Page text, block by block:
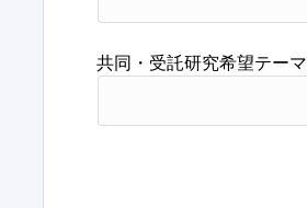
共同・受託研究希望テーマ